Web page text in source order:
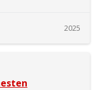
2025